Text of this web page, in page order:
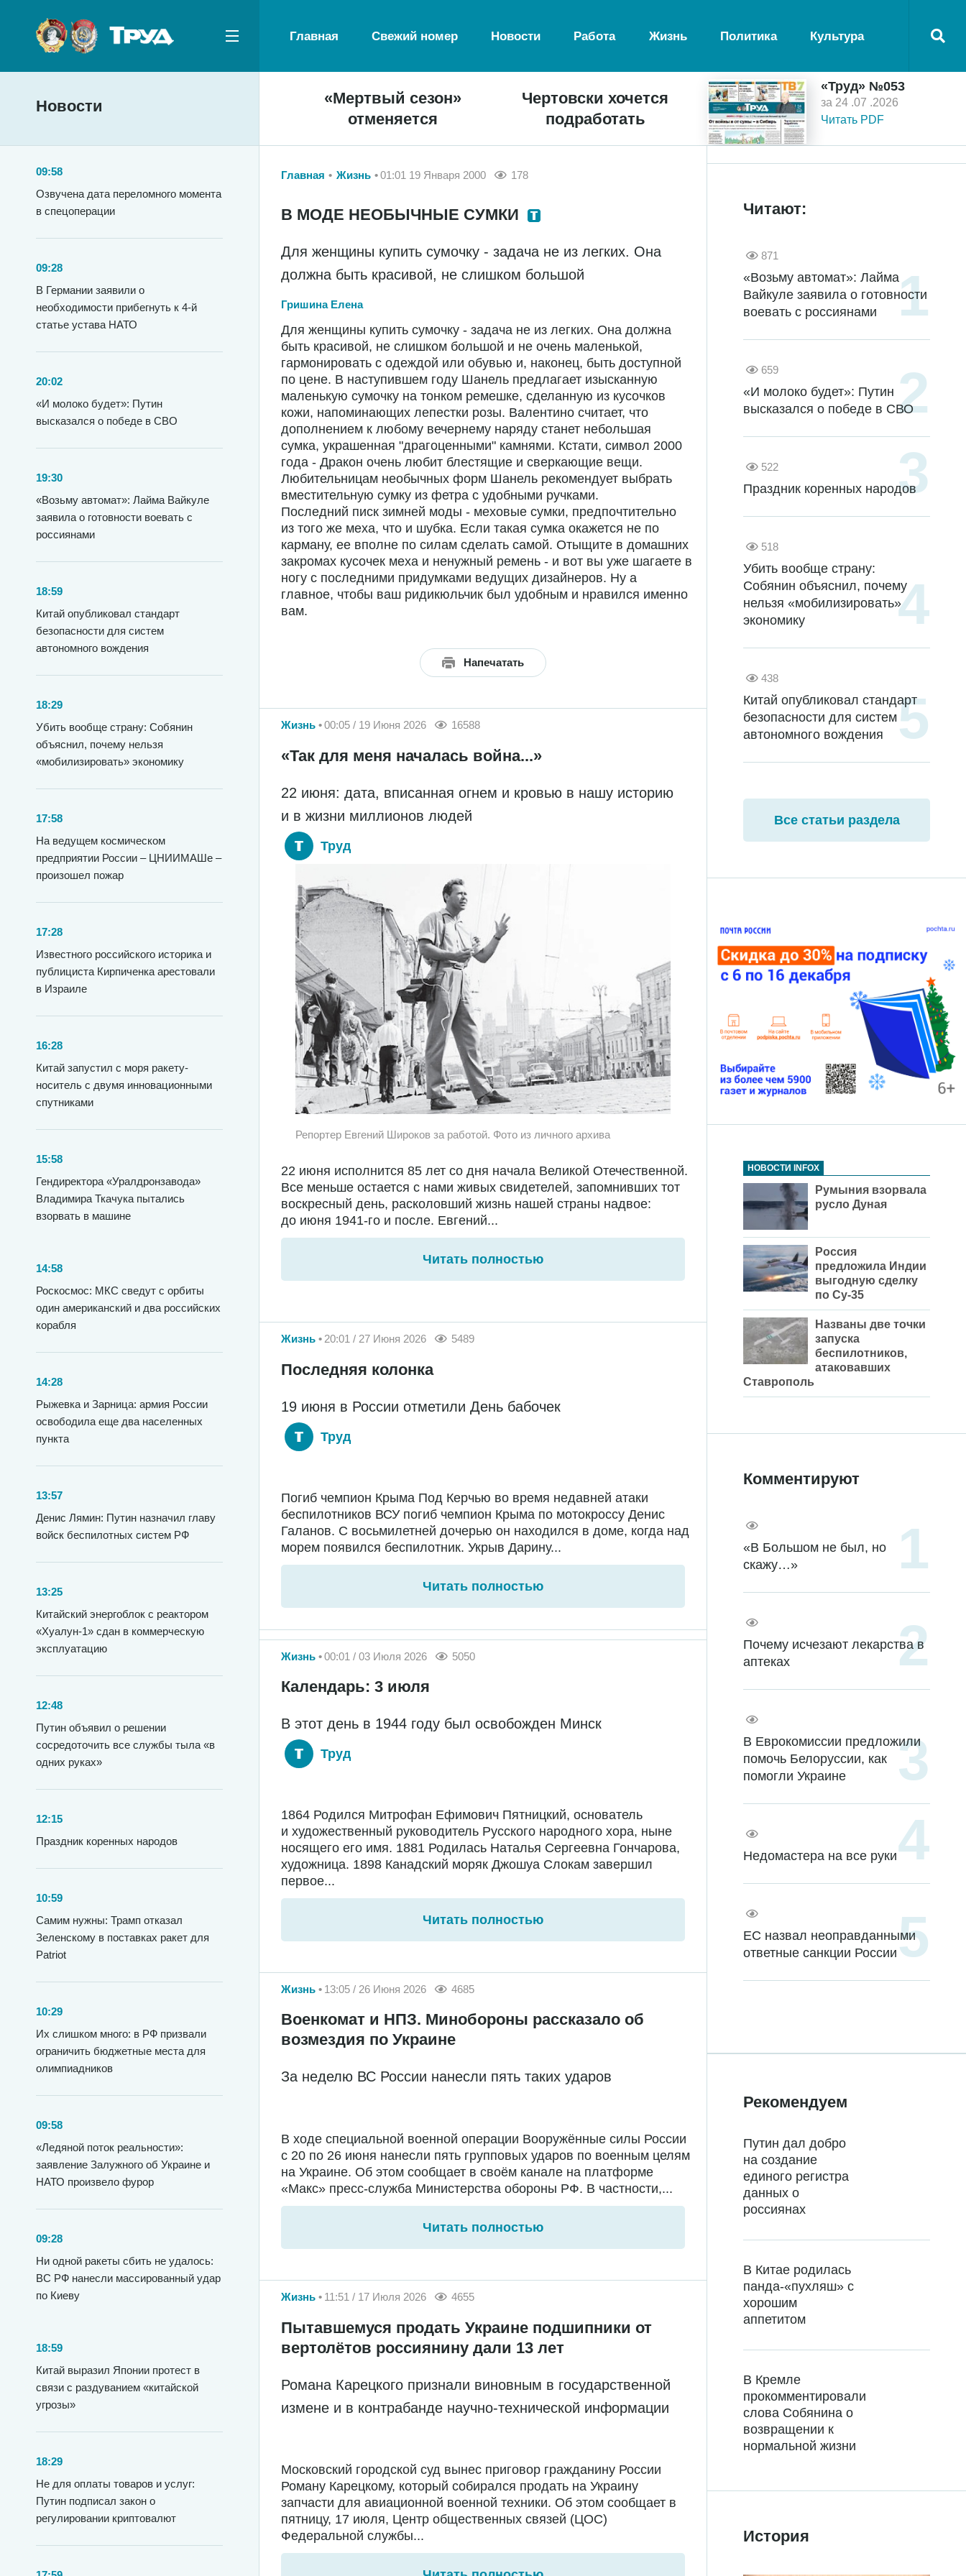
Главная Свежий номер Новости Работа Жизнь Политика Культура
Новости
«Мертвый сезон»
отменяется
Чертовски хочется
подработать
«Труд» №053
за 24 .07 .2026
Читать PDF
09:58
Озвучена дата переломного момента
в спецоперации
09:28
В Германии заявили о
необходимости прибегнуть к 4-й
статье устава НАТО
20:02
«И молоко будет»: Путин
высказался о победе в СВО
19:30
«Возьму автомат»: Лайма Вайкуле
заявила о готовности воевать с
россиянами
18:59
Китай опубликовал стандарт
безопасности для систем
автономного вождения
18:29
Убить вообще страну: Собянин
объяснил, почему нельзя
«мобилизировать» экономику
17:58
На ведущем космическом
предприятии России – ЦНИИМАШе –
произошел пожар
17:28
Известного российского историка и
публициста Кирпиченка арестовали
в Израиле
16:28
Китай запустил с моря ракету-
носитель с двумя инновационными
спутниками
15:58
Гендиректора «Уралдронзавода»
Владимира Ткачука пытались
взорвать в машине
14:58
Роскосмос: МКС сведут с орбиты
один американский и два российских
корабля
14:28
Рыжевка и Зарница: армия России
освободила еще два населенных
пункта
13:57
Денис Лямин: Путин назначил главу
войск беспилотных систем РФ
13:25
Китайский энергоблок с реактором
«Хуалун-1» сдан в коммерческую
эксплуатацию
12:48
Путин объявил о решении
сосредоточить все службы тыла «в
одних руках»
12:15
Праздник коренных народов
10:59
Самим нужны: Трамп отказал
Зеленскому в поставках ракет для
Patriot
10:29
Их слишком много: в РФ призвали
ограничить бюджетные места для
олимпиадников
09:58
«Ледяной поток реальности»:
заявление Залужного об Украине и
НАТО произвело фурор
09:28
Ни одной ракеты сбить не удалось:
ВС РФ нанесли массированный удар
по Киеву
18:59
Китай выразил Японии протест в
связи с раздуванием «китайской
угрозы»
18:29
Не для оплаты товаров и услуг:
Путин подписал закон о
регулировании криптовалют
Главная Жизнь 01:01 19 Января 2000 178
В МОДЕ НЕОБЫЧНЫЕ СУМКИ
Для женщины купить сумочку - задача не из легких. Она
должна быть красивой, не слишком большой
Гришина Елена
Для женщины купить сумочку - задача не из легких. Она должна
быть красивой, не слишком большой и не очень маленькой,
гармонировать с одеждой или обувью и, наконец, быть доступной
по цене. В наступившем году Шанель предлагает изысканную
маленькую сумочку на тонком ремешке, сделанную из кусочков
кожи, напоминающих лепестки розы. Валентино считает, что
дополнением к любому вечернему наряду станет небольшая
сумка, украшенная "драгоценными" камнями. Кстати, символ 2000
года - Дракон очень любит блестящие и сверкающие вещи.
Любительницам необычных форм Шанель рекомендует выбрать
вместительную сумку из фетра с удобными ручками.
Последний писк зимней моды - меховые сумки, предпочтительно
из того же меха, что и шубка. Если такая сумка окажется не по
карману, ее вполне по силам сделать самой. Отыщите в домашних
закромах кусочек меха и ненужный ремень - и вот вы уже шагаете в
ногу с последними придумками ведущих дизайнеров. Ну а
главное, чтобы ваш ридикюльчик был удобным и нравился именно
вам.
Напечатать
Жизнь 00:05 / 19 Июня 2026 16588
«Так для меня началась война...»
22 июня: дата, вписанная огнем и кровью в нашу историю
и в жизни миллионов людей
Труд
Репортер Евгений Широков за работой. Фото из личного архива
22 июня исполнится 85 лет со дня начала Великой Отечественной.
Все меньше остается с нами живых свидетелей, запомнивших тот
воскресный день, расколовший жизнь нашей страны надвое:
до июня 1941-го и после. Евгений...
Читать полностью
Жизнь 20:01 / 27 Июня 2026 5489
Последняя колонка
19 июня в России отметили День бабочек
Труд
Погиб чемпион Крыма Под Керчью во время недавней атаки
беспилотников ВСУ погиб чемпион Крыма по мотокроссу Денис
Галанов. С восьмилетней дочерью он находился в доме, когда над
морем появился беспилотник. Укрыв Дарину...
Читать полностью
Жизнь 00:01 / 03 Июля 2026 5050
Календарь: 3 июля
В этот день в 1944 году был освобожден Минск
Труд
1864 Родился Митрофан Ефимович Пятницкий, основатель
и художественный руководитель Русского народного хора, ныне
носящего его имя. 1881 Родилась Наталья Сергеевна Гончарова,
художница. 1898 Канадский моряк Джошуа Слокам завершил
первое...
Читать полностью
Жизнь 13:05 / 26 Июня 2026 4685
Военкомат и НПЗ. Минобороны рассказало об
возмездия по Украине
За неделю ВС России нанесли пять таких ударов
В ходе специальной военной операции Вооружённые силы России
с 20 по 26 июня нанесли пять групповых ударов по военным целям
на Украине. Об этом сообщает в своём канале на платформе
«Макс» пресс-служба Министерства обороны РФ. В частности,...
Читать полностью
Жизнь 11:51 / 17 Июля 2026 4655
Пытавшемуся продать Украине подшипники от
вертолётов россиянину дали 13 лет
Романа Карецкого признали виновным в государственной
измене и в контрабанде научно-технической информации
Московский городской суд вынес приговор гражданину России
Роману Карецкому, который собирался продать на Украину
запчасти для авиационной военной техники. Об этом сообщает в
пятницу, 17 июля, Центр общественных связей (ЦОС)
Федеральной службы...
Читают:
871
«Возьму автомат»: Лайма
Вайкуле заявила о готовности
воевать с россиянами
659
«И молоко будет»: Путин
высказался о победе в СВО
522
Праздник коренных народов
518
Убить вообще страну:
Собянин объяснил, почему
нельзя «мобилизировать»
экономику
438
Китай опубликовал стандарт
безопасности для систем
автономного вождения
Все статьи раздела
НОВОСТИ INFOX
Румыния взорвала
русло Дуная
Россия
предложила Индии
выгодную сделку
по Су-35
Названы две точки
запуска
беспилотников,
атаковавших
Ставрополь
Комментируют
«В Большом не был, но
скажу…»
Почему исчезают лекарства в
аптеках
В Еврокомиссии предложили
помочь Белоруссии, как
помогли Украине
Недомастера на все руки
ЕС назвал неоправданными
ответные санкции России
Рекомендуем
Путин дал добро
на создание
единого регистра
данных о
россиянах
В Китае родилась
панда-«пухляш» с
хорошим
аппетитом
В Кремле
прокомментировали
слова Собянина о
возвращении к
нормальной жизни
История